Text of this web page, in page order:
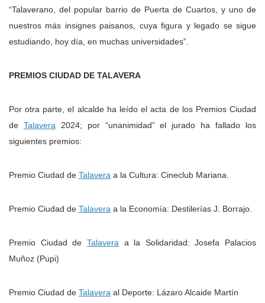
“Talaverano, del popular barrio de Puerta de Cuartos, y uno de
nuestros más insignes paisanos, cuya figura y legado se sigue
estudiando, hoy día, en muchas universidades”.
PREMIOS CIUDAD DE TALAVERA
Por otra parte, el alcalde ha leído el acta de los Premios Ciudad
de Talavera2024; por “unanimidad” el jurado ha fallado los
siguientes premios:
Premio Ciudad de Talavera a la Cultura: Cineclub Mariana.
Premio Ciudad de Talavera a la Economía: Destilerías J. Borrajo.
Premio Ciudad de Talaveraa la Solidaridad: Josefa Palacios
Muñoz (Pupi)
Premio Ciudad de Talavera al Deporte: Lázaro Alcaide Martín